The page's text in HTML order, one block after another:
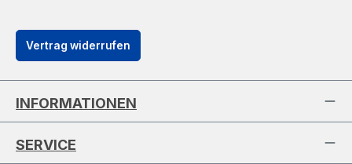
Vertrag widerrufen
INFORMATIONEN
SERVICE